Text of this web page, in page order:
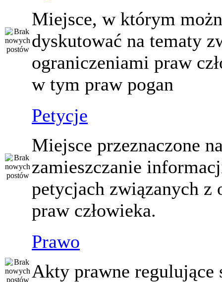
Miejsce, w którym
dyskutować na tematy
ograniczeniami praw
w tym praw pogan
Petycje
Miejsce przeznaczone
zamieszczanie
petycjach związanych z
praw człowieka.
Prawo
Akty prawne regulujące